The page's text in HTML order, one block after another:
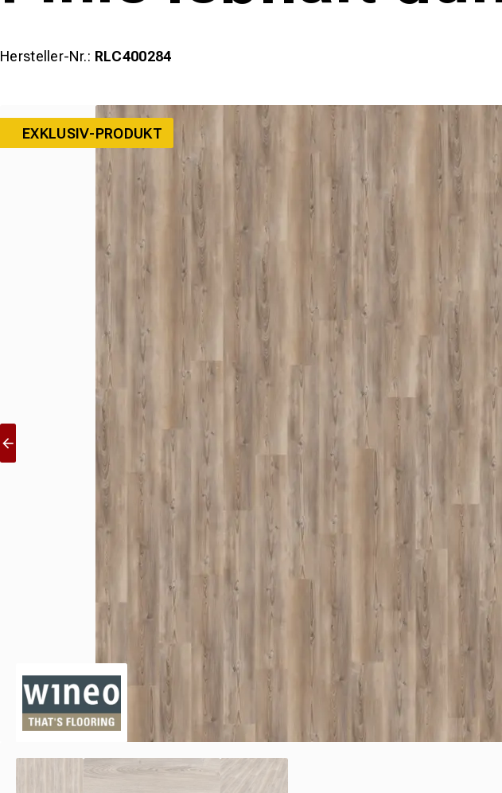
Hersteller-Nr.: RLC400284
EXKLUSIV-PRODUKT